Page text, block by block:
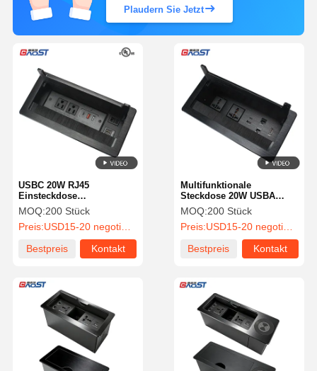
Plaudern Sie Jetzt
Multifunktionale
Steckdose 20W USBA
USBC für
Schreibtischkabelmanagement
MOQ:200 Stück
Preis:USD15-20 negotiated for wholesale order
Bestpreis
Kontakt
USBC 20W RJ45
Einsteckdose
Schreibtischsteckdose
Legierung Blende
MOQ:200 Stück
Preis:USD15-20 negotiated for wholesale order
Bestpreis
Kontakt